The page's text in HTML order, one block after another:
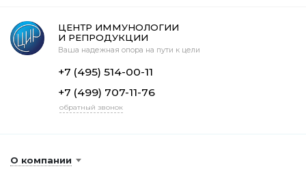
ЦЕНТР ИММУНОЛОГИИ
И РЕПРОДУКЦИИ
Ваша надежная опора на пути к цели
+7 (495) 514-00-11
+7 (499) 707-11-76
обратный звонок
О компании